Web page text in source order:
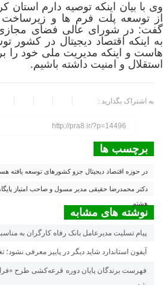
وی با بیان اینکه توصیه دارم استان
از توسعه پلت فرم ها و زیرساخت
گفت: در شورای عالی فضای
به اینکه اقتصاد دیجیتال در کشور
هاست و اینکه مدیریت ملی خود را
استقلال و امنیت داشته باشیم.
به اشتراک بگذارید :
http://pra8.ir/?p=14496
برچسب ها
در حوزه اقتصاد دیجیتال جزو کشورهای توسعه یافته
دکتر محمدرضا حقیقی مدیر مسول و صاحب امتیاز
هشتم
نوشته های مشابه
پیام تسلیت مدیرعامل بانک رفاه کارگران به
آیفون استاندارد شاید دیگر در پاییز معرفی نشود؛
فهرست برندگان پایان دوره قرعه‌کشی طرح